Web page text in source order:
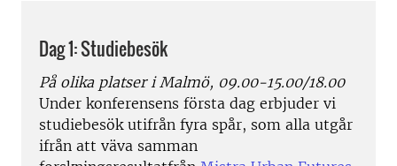
Dag 1: Studiebesök
På olika platser i Malmö, 09.00-15.00/18.00
Under konferensens första dag erbjuder vi
studiebesök utifrån fyra spår, som alla utgår
ifrån att väva samman